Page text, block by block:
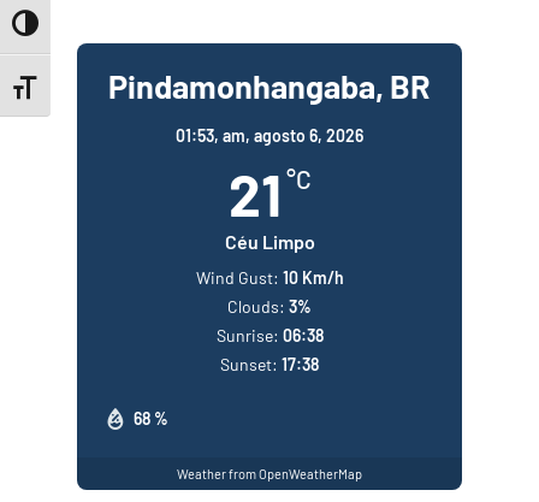
Toggle High Contrast
Toggle Font sizePindamonhangaba, BR
01:53, am, agosto 6, 2026
21 °C
Céu Limpo
68 %
Wind Gust: 10 Km/h
Clouds: 3%
Sunrise: 06:38
Sunset: 17:38
Weather from OpenWeatherMap